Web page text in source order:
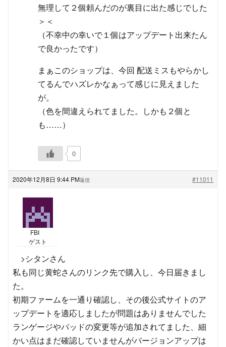
無理して２個頼んだのが裏目に出た感じでした
＞＜
（不幸中の幸いで１個はアップデート出来たん
で良かったです）
まぁこのショップは、今回 配送ミスもやらかし
てるんでハズレかなぁって感じに見えました
が。
（色を間違えられてました。しかも２個と
も……）
0
2020年12月8日 9:44 PM #11011
返信
FBI
ゲスト
>シタンさん
私も同じ黄蛇さんのリンク先で購入し、今日届きまし
た。
初期ファームを一通り確認し、その後公式サイトのア
ップデートを適応しましたが問題はありませんでした
ランゲージやパッドの変更等が追加されてました、細
かい点はまだ確認していませんがバージョンアップは